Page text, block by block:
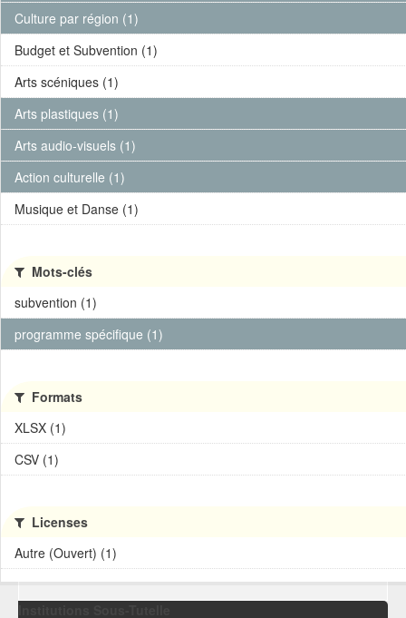
Culture par région (1)
Budget et Subvention (1)
Arts scéniques (1)
Arts plastiques (1)
Arts audio-visuels (1)
Action culturelle (1)
Musique et Danse (1)
Mots-clés
subvention (1)
programme spécifique (1)
Formats
XLSX (1)
CSV (1)
Licenses
Autre (Ouvert) (1)